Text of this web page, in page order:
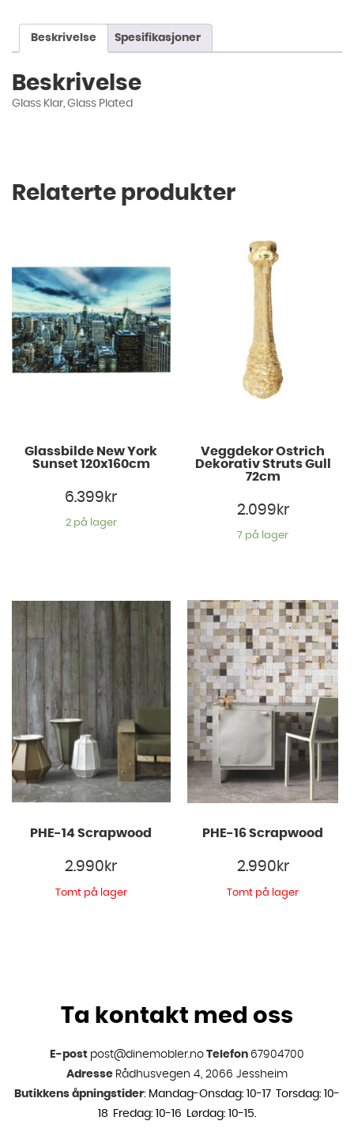
Beskrivelse Spesifikasjoner
Beskrivelse
Glass Klar, Glass Plated
Relaterte produkter
Glassbilde New York
Sunset 120x160cm
6.399 kr
2 på lager
Veggdekor Ostrich
Dekorativ Struts Gull
72cm
2.099 kr
7 på lager
PHE-14 Scrapwood
2.990 kr
Tomt på lager
PHE-16 Scrapwood
2.990 kr
Tomt på lager
Ta kontakt med oss
E-post post@dinemobler.no Telefon 67904700
Adresse Rådhusvegen 4, 2066 Jessheim
Butikkens åpningstider: Mandag-Onsdag: 10-17 Torsdag: 10-
18 Fredag: 10-16 Lørdag: 10-15.